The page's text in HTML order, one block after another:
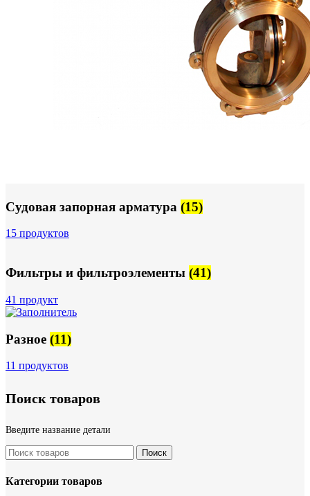
Судовая запорная арматура (15)
15 продуктов
Фильтры и фильтроэлементы (41)
41 продукт
Разное (11)
11 продуктов
Поиск товаров
Введите название детали
Поиск
Категории товаров